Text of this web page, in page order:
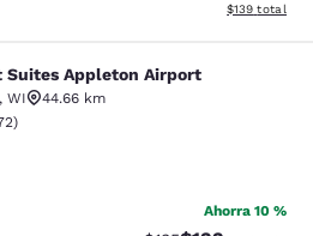
Ver detalles
$139 total
Appleton Airport
Suites Appleton Airport
, WI
44.66 km
de 4.25 estrellas. Excelente. 2572
)
Ahorra 10 %